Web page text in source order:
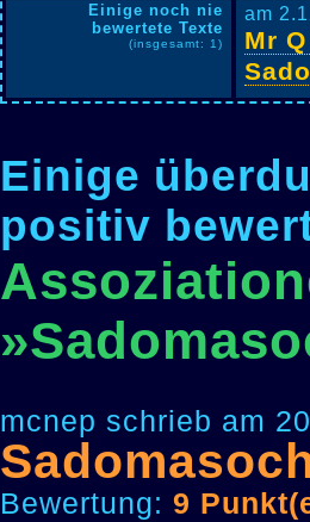
Einige noch nie
bewertete Texte
(insgesamt: 1)
am
Mr
Einige
positiv
mcnep schrieb am
Bewertung: 9